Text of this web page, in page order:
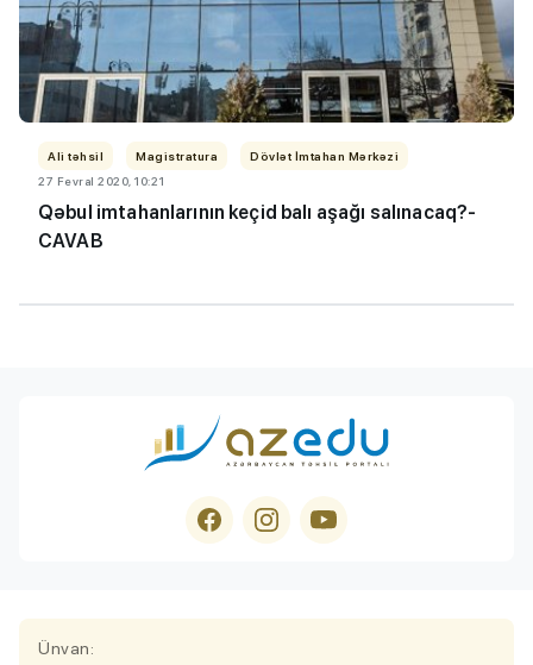
Ali təhsil Magistratura
Dövlət İmtahan Mərkəzi
27 Fevral 2020, 10:21
Qəbul imtahanlarının keçid balı aşağı salınacaq?-
CAVAB
Ünvan: